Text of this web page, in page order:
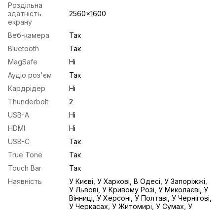
Роздільна
здатність
екрану
2560x1600
Веб-камера
Так
Bluetooth
Так
MagSafe
Ні
Аудіо роз'єм
Так
Кардрідер
Ні
Thunderbolt
2
USB-A
Ні
HDMI
Ні
USB-С
Так
True Tone
Так
Touch Bar
Так
Наявність
У Києві, У Харкові, В Одесі, У Запоріжжі,
У Львові, У Кривому Розі, У Миколаєві, У
Вінниці, У Херсоні, У Полтаві, У Чернігові,
У Черкасах, У Житомирі, У Сумах, У